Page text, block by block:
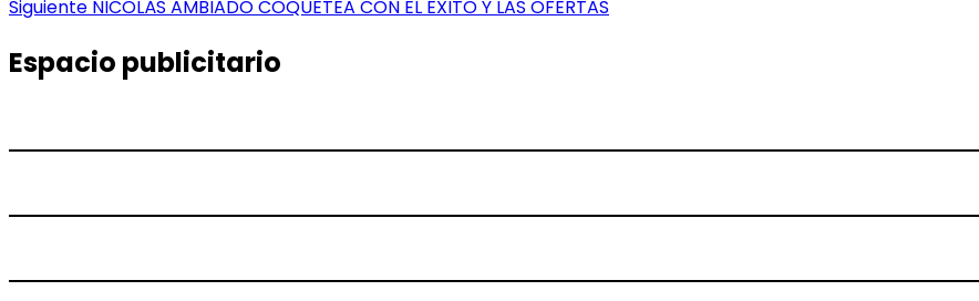
de
entradas
anterior:
Siguiente Entrada
NICOLÁS AMBIADO COQUETEA CON EL ÉXITO Y LAS OFERTAS
Espacio publicitario